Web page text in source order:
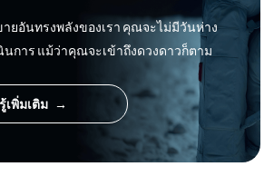
ยอันทรงพลังของเรา คุณจะไม่มีวันห่าง
นการ แม้ว่าคุณจะเข้าถึงดวงดาวก็ตาม
เพิ่มเติม